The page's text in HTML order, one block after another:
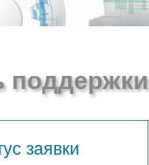
поддержки
заявки